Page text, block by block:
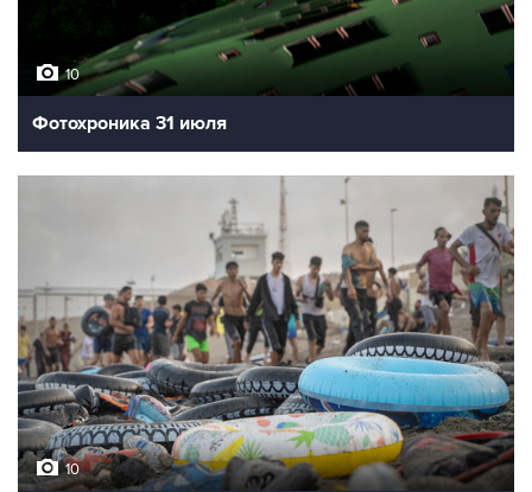
10
Фотохроника 31 июля
10